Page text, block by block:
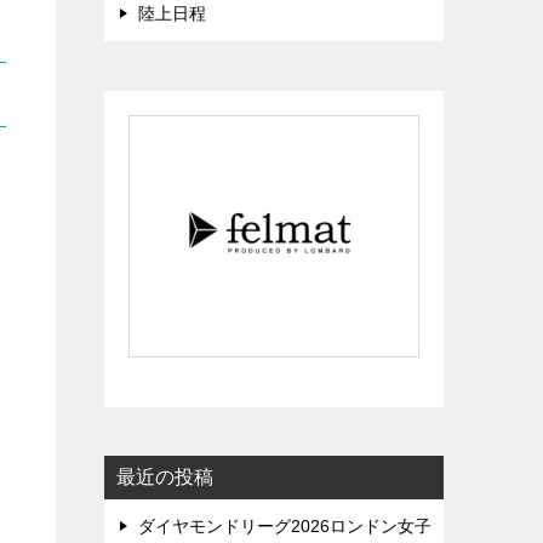
陸上日程
最近の投稿
ダイヤモンドリーグ2026ロンドン女子